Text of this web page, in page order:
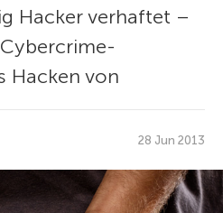
Hacker verhaftet –
Hacken von
28 Jun 2013